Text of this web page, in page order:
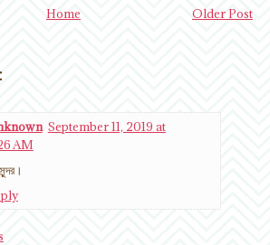
Older Post
Home
September 11, 2019 at
AM